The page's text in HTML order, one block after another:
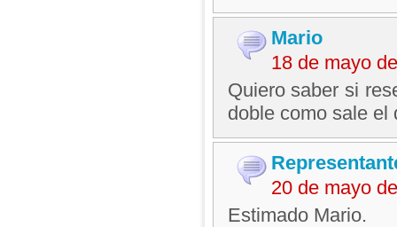
Mario
18 de mayo
Quiero saber si
doble como sale el
20 de mayo
Estimado Mario.